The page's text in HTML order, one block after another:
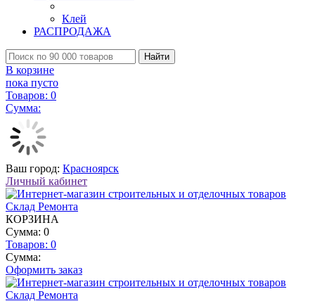
Клей
РАСПРОДАЖА
Найти
В корзине
пока пусто
Товаров: 0
Сумма:
Ваш город: Красноярск
Личный кабинет
КОРЗИНА
Сумма: 0
Товаров: 0
Сумма:
Оформить заказ